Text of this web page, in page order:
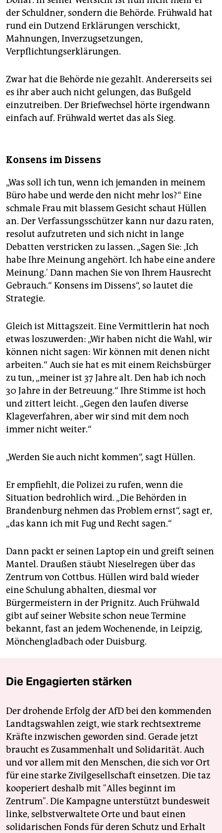
der Schuldner, sondern die Behörde. Frühwald hat
rund ein Dutzend Erklärungen verschickt,
Mahnungen, Inverzugsetzungen,
Verpflichtungserklärungen.
Zwar hat die Behörde nie gezahlt. Andererseits sei
es ihr aber auch nicht gelungen, das Bußgeld
einzutreiben. Der Briefwechsel hörte irgendwann
einfach auf. Frühwald wertet das als Sieg.
Konsens im Dissens
„Was soll ich tun, wenn ich jemanden in meinem
Büro habe und werde den nicht mehr los?“ Eine
schmale Frau mit blassem Gesicht schaut Hüllen
an. Der Verfassungsschützer kann nur dazu raten,
resolut aufzutreten und sich nicht in lange
Debatten verstricken zu lassen. „Sagen Sie: ,Ich
habe Ihre Meinung angehört. Ich habe eine andere
Meinung.' Dann machen Sie von Ihrem Hausrecht
Gebrauch.“ Konsens im Dissens“, so lautet die
Strategie.
Gleich ist Mittagszeit. Eine Vermittlerin hat noch
etwas loszuwerden: „Wir haben nicht die Wahl, wir
können nicht sagen: Wir können mit denen nicht
arbeiten.“ Auch sie hat es mit einem Reichsbürger
zu tun, „meiner ist 37 Jahre alt. Den hab ich noch
30 Jahre in der Betreuung.“ Ihre Stimme ist hoch
und zittert leicht. „Gegen den laufen diverse
Klageverfahren, aber wir sind mit dem noch
immer nicht weiter.“
„Werden Sie auch nicht kommen“, sagt Hüllen.
Er empfiehlt, die Polizei zu rufen, wenn die
Situation bedrohlich wird. „Die Behörden in
Brandenburg nehmen das Problem ernst“, sagt er,
„das kann ich mit Fug und Recht sagen.“
Dann packt er seinen Laptop ein und greift seinen
Mantel. Draußen stäubt Nieselregen über das
Zentrum von Cottbus. Hüllen wird bald wieder
eine Schulung abhalten, diesmal vor
Bürgermeistern in der Prignitz. Auch Frühwald
gibt auf seiner Website schon neue Termine
bekannt, fast an jedem Wochenende, in Leipzig,
Mönchengladbach oder Duisburg.
Die Engagierten stärken
Der drohende Erfolg der AfD bei den kommenden
Landtagswahlen zeigt, wie stark rechtsextreme
Kräfte inzwischen geworden sind. Gerade jetzt
braucht es Zusammenhalt und Solidarität. Auch
und vor allem mit den Menschen, die sich vor Ort
für eine starke Zivilgesellschaft einsetzen. Die taz
kooperiert deshalb mit "Alles beginnt im
Zentrum". Die Kampagne unterstützt bundesweit
linke, selbstverwaltete Orte und baut einen
solidarischen Fonds für deren Schutz und Erhalt